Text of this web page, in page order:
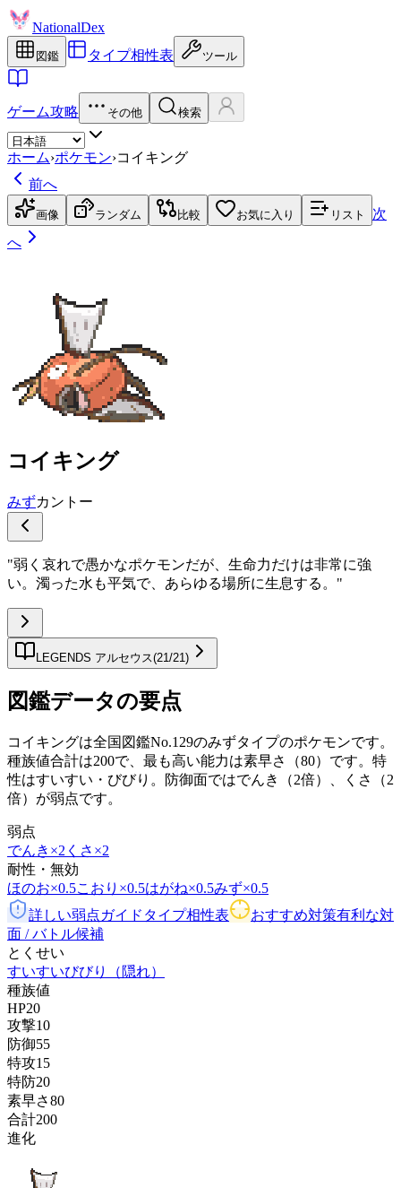
NationalDex
図鑑 タイプ相性表 ツール
ゲーム攻略 その他 検索
ホーム›ポケモン›コイキング
前へ
画像 ランダム 比較 お気に入り リスト
次
へ
コイキング
みずカントー
"弱く哀れで愚かなポケモンだが、生命力だけは非常に強
い。濁った水も平気で、あらゆる場所に生息する。 "
LEGENDS アルセウス(21 /21 )
図鑑データの要点
コイキングは全国図鑑No.129のみずタイプのポケモンです。
種族値合計は200で、最も高い能力は素早さ（80）です。特
性はすいすい・びびり。防御面ではでんき（2倍）、くさ（2
倍）が弱点です。
弱点
でんき ×2 くさ ×2
耐性・無効
ほのお×0.5こおり ×0.5はがね×0.5みず×0.5
詳しい弱点ガイド タイプ相性表 おすすめ対策有利な対
面 / バトル候補
とくせい
すいすいびびり
（隠れ）
種族値
HP20
攻撃10
防御55
特攻15
特防20
素早さ80
合計200
進化